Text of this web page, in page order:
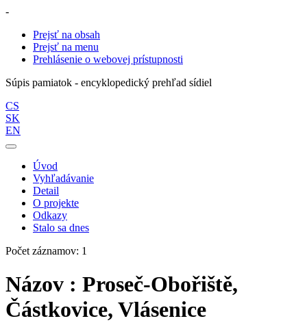
-
Prejsť na obsah
Prejsť na menu
Prehlásenie o webovej prístupnosti
Súpis pamiatok - encyklopedický prehľad sídiel
CS
SK
EN
Úvod
Vyhľadávanie
Detail
O projekte
Odkazy
Stalo sa dnes
Počet záznamov: 1
Názov : Proseč-Obořiště,
Částkovice, Vlásenice